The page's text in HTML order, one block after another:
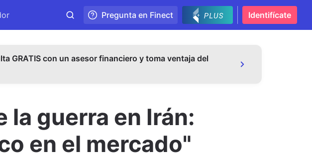
Pregunta en Finect Identifícate
GRATIS con un asesor financiero y toma ventaja del
la guerra en Irán:
en el mercado"